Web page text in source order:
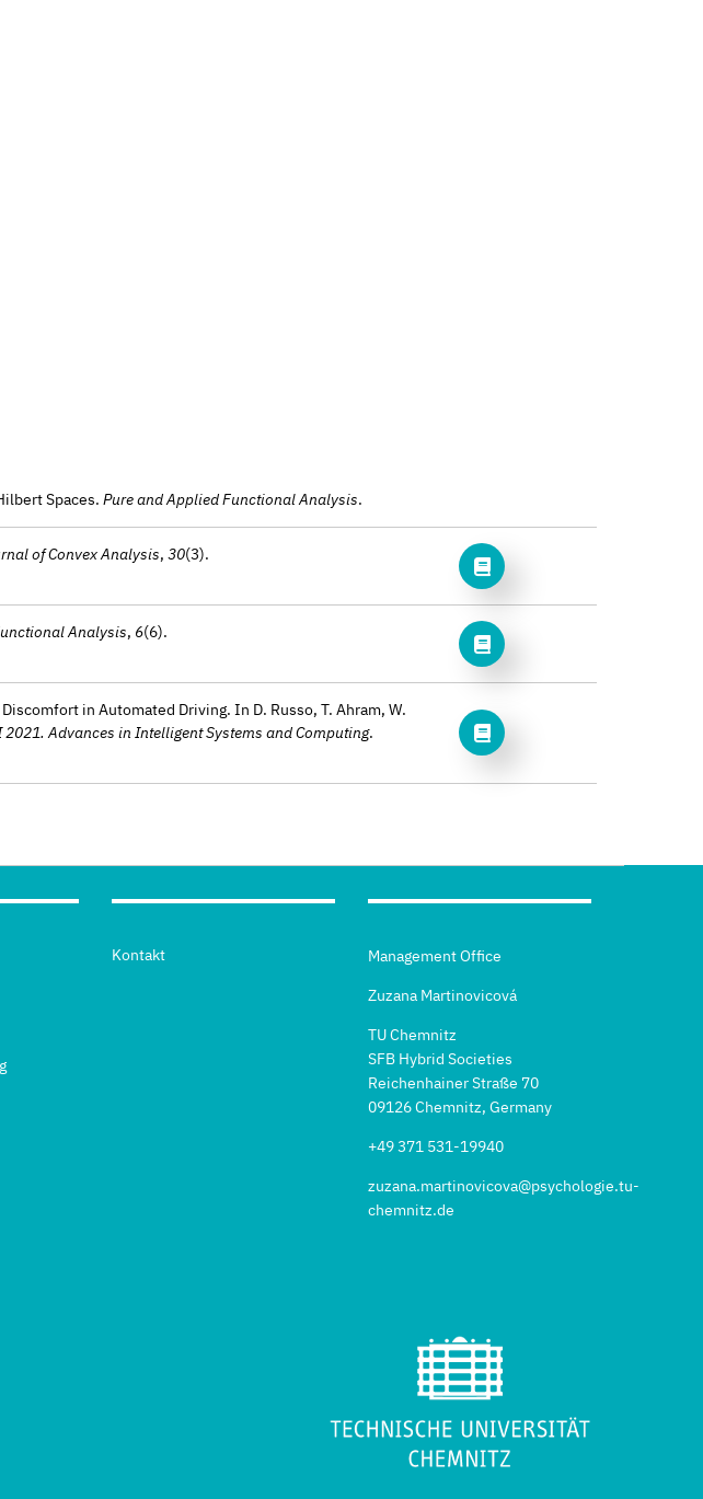
Spaces. Pure and Applied Functional Analysis.
of Convex Analysis, 30(3).
Analysis, 6(6).
in Automated Driving. In D. Russo, T. Ahram, W.
Advances in Intelligent Systems and Computing.
Kontakt
Management Office
Zuzana Martinovicová
TU Chemnitz
SFB Hybrid Societies
Reichenhainer Straße 70
09126 Chemnitz, Germany
+49 371 531-19940
zuzana.martinovicova@psychologie.tu-
chemnitz.de